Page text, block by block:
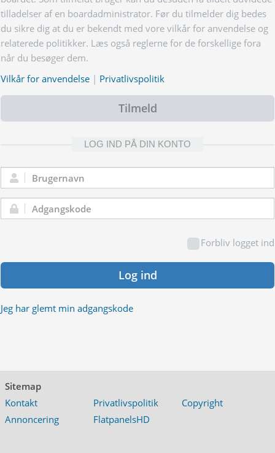
tilladelser af en boardadministrator. Før du tilmelder dig bedes
du sikre dig at du er bekendt med vore vilkår for anvendelse og
relaterede politikker. Læs også reglerne for de forskellige fora
når du besøger dem.
Vilkår for anvendelse | Privatlivspolitik
Tilmeld
LOG IND PÅ DIN KONTO
Brugernavn:
Adgangskode:
Forbliv logget ind
Log ind
Jeg har glemt min adgangskode
Sitemap
Kontakt
Privatlivspolitik
Copyright
Annoncering
FlatpanelsHD